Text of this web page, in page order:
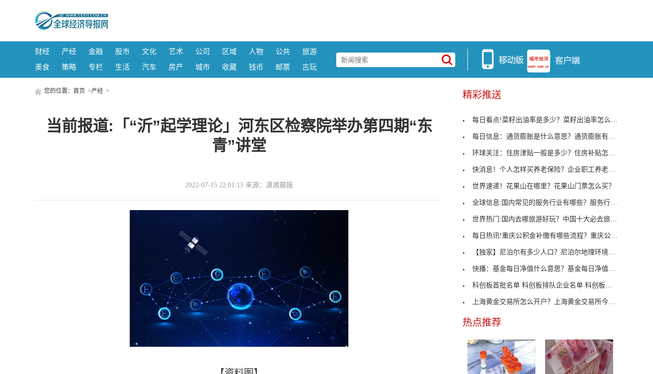
财经 产经 金融 股市 文化 艺术 公司 区域 人物 公共
旅游
美食
策略 专栏 生活 汽车 房产 城市 收藏 钱币 邮票 古玩
您的位置： 首页 >产经 >
当前报道:「“沂”起学理论」河东区检察院举办第四期“东
青”讲堂
2022-07-15 22:01:13 来源：潇湘晨报
精彩推送
每日看点!菜籽出油率是多少？菜籽出油率怎么计算？
每日信息：通货膨胀是什么意思？通货膨胀有哪些影响
环球关注：住房津贴一般是多少？住房补贴怎么发放？
快消息！个人怎样买养老保险？企业职工养老保险缴费
世界速递！花果山在哪里？花果山门票怎么买？
全球信息:国内常见的服务行业有哪些？服务行业怎么
世界热门:国内去哪旅游好玩？中国十大必去旅游城市
每日热讯!重庆公积金补缴有哪些流程？重庆公积金补
【独家】尼泊尔有多少人口？尼泊尔地理环境怎么样？
快播：基金每日净值什么意思？基金每日净值如何计算
科创板首批名单 科创板排队企业名单 科创板第三批
上海黄金交易所怎么开户？上海黄金交易所今日金价实
热点推荐